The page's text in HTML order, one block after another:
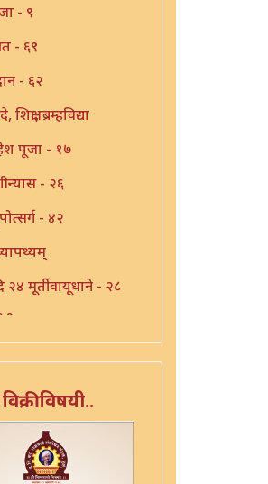
- ९
- ६९
- ६२
ब्रम्हविद्या
पूजा - १७
- २६
- ४२
मूर्तीवायूधाने - २८
पूजा - १८
पूजा - ५६
- ३०
- ८